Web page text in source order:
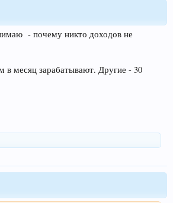
- почему никто доходов не
в месяц зарабатывают. Другие - 30